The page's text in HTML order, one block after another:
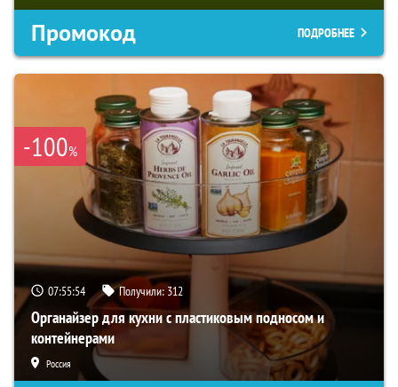
Промокод ПОДРОБНЕЕ
-100%
07:55:52 Получили: 312
Органайзер для кухни с пластиковым подносом и
контейнерами
Россия